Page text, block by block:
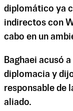
diplomático ya
indirectos con
cabo en un
Baghaei acusó
diplomacia y
responsable de
aliado.